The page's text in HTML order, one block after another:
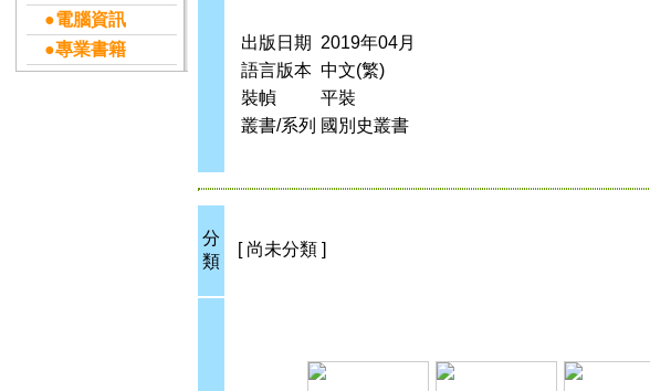
●電腦資訊
●專業書籍
出版日期
2019年04月
語言版本 中文(繁)
裝幀
平裝
叢書/系列 國別史叢書
分
類
[ 尚未分類 ]